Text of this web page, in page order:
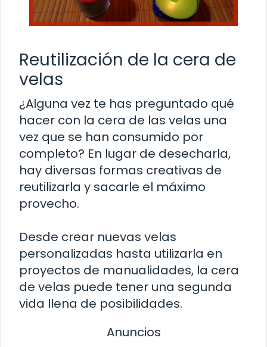
Reutilización de la cera de
velas
¿Alguna vez te has preguntado qué
hacer con la cera de las velas una
vez que se han consumido por
completo? En lugar de desecharla,
hay diversas formas creativas de
reutilizarla y sacarle el máximo
provecho.
Desde crear nuevas velas
personalizadas hasta utilizarla en
proyectos de manualidades, la cera
de velas puede tener una segunda
vida llena de posibilidades.
Anuncios